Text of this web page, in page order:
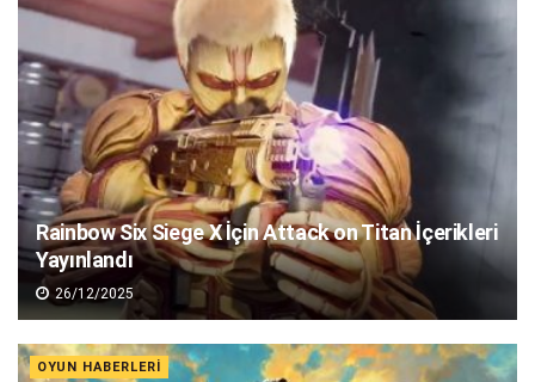
Rainbow Six Siege X İçin Attack on Titan İçerikleri
Yayınlandı
26/12/2025
OYUN HABERLERI